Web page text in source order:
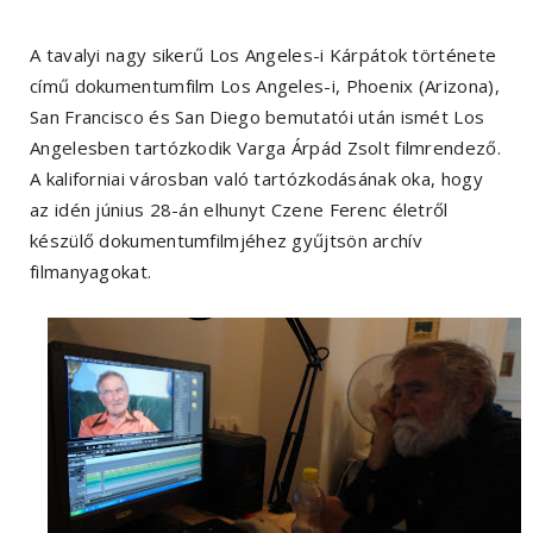
A tavalyi nagy sikerű Los Angeles-i Kárpátok története
című dokumentumfilm Los Angeles-i, Phoenix (Arizona),
San Francisco és San Diego bemutatói után ismét Los
Angelesben tartózkodik Varga Árpád Zsolt filmrendező.
A kaliforniai városban való tartózkodásának oka, hogy
az idén június 28-án elhunyt Czene Ferenc életről
készülő dokumentumfilmjéhez gyűjtsön archív
filmanyagokat.